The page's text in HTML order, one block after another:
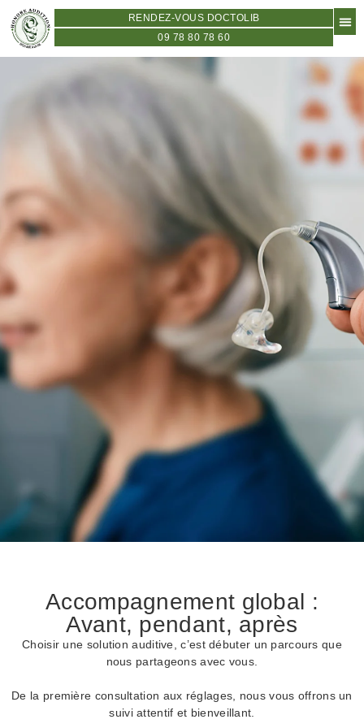
RENDEZ-VOUS DOCTOLIB
09 78 80 78 60
Accompagnement global :
Avant, pendant, après
Choisir une solution auditive, c’est débuter un parcours que
nous partageons avec vous.
De la première consultation aux réglages, nous vous offrons un
suivi attentif et bienveillant.